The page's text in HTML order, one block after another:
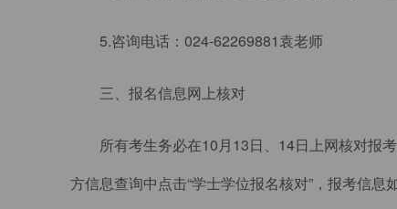
5.咨询电话：024-62269881袁老师
三、报名信息网上核对
所有考生务必在10月13日、14日上网核对报
方信息查询中点击“学士学位报名核对”，报考信